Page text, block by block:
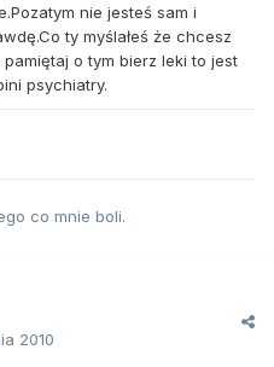
nie jesteś sam i
ty myślałeś że chcesz
o tym bierz leki to jest
psychiatry.
co mnie boli.
2010